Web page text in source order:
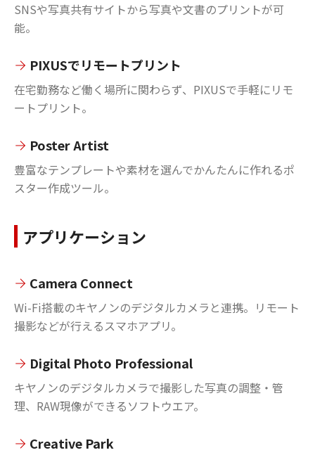
SNSや写真共有サイトから写真や文書のプリントが可
能。
PIXUSでリモートプリント
在宅勤務など働く場所に関わらず、PIXUSで手軽にリモ
ートプリント。
Poster Artist
豊富なテンプレートや素材を選んでかんたんに作れるポ
スター作成ツール。
アプリケーション
Camera Connect
Wi-Fi搭載のキヤノンのデジタルカメラと連携。リモート
撮影などが行えるスマホアプリ。
Digital Photo Professional
キヤノンのデジタルカメラで撮影した写真の調整・管
理、RAW現像ができるソフトウエア。
Creative Park